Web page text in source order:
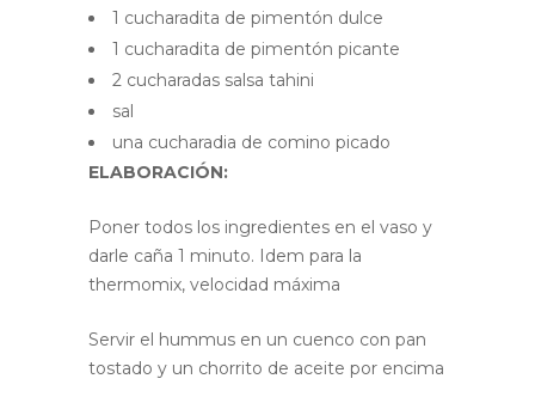
1 cucharadita de pimentón dulce
1 cucharadita de pimentón picante
2 cucharadas salsa tahini
sal
una cucharadia de comino picado
ELABORACIÓN:
Poner todos los ingredientes en el vaso y
darle caña 1 minuto. Idem para la
thermomix, velocidad máxima
Servir el hummus en un cuenco con pan
tostado y un chorrito de aceite por encima